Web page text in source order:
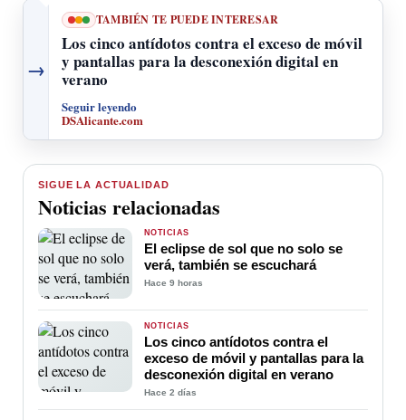
→
TAMBIÉN TE PUEDE INTERESAR
Los cinco antídotos contra el exceso de móvil
y pantallas para la desconexión digital en
verano
Seguir leyendo
DSAlicante.com
SIGUE LA ACTUALIDAD
Noticias relacionadas
NOTICIAS
El eclipse de sol que no solo se
verá, también se escuchará
Hace 9 horas
NOTICIAS
Los cinco antídotos contra el
exceso de móvil y pantallas para la
desconexión digital en verano
Hace 2 días